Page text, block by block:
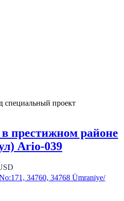
специальный проект
престижном районе
Ario-039
34760, 34768 Ümraniye/